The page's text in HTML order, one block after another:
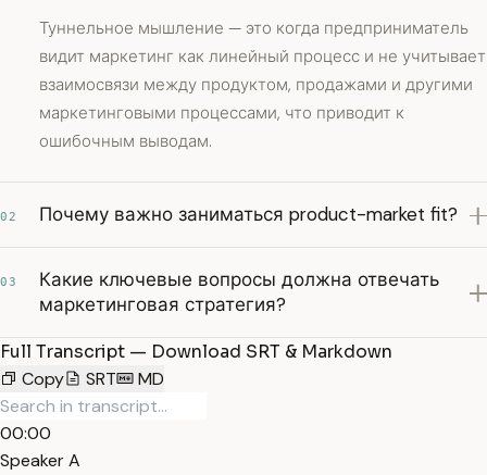
Туннельное мышление — это когда предприниматель
видит маркетинг как линейный процесс и не учитывает
взаимосвязи между продуктом, продажами и другими
маркетинговыми процессами, что приводит к
ошибочным выводам.
02 Почему важно заниматься product-market fit?
03
Какие ключевые вопросы должна отвечать
маркетинговая стратегия?
Full Transcript — Download SRT & Markdown
Copy
SRT MD
00:00
Speaker A